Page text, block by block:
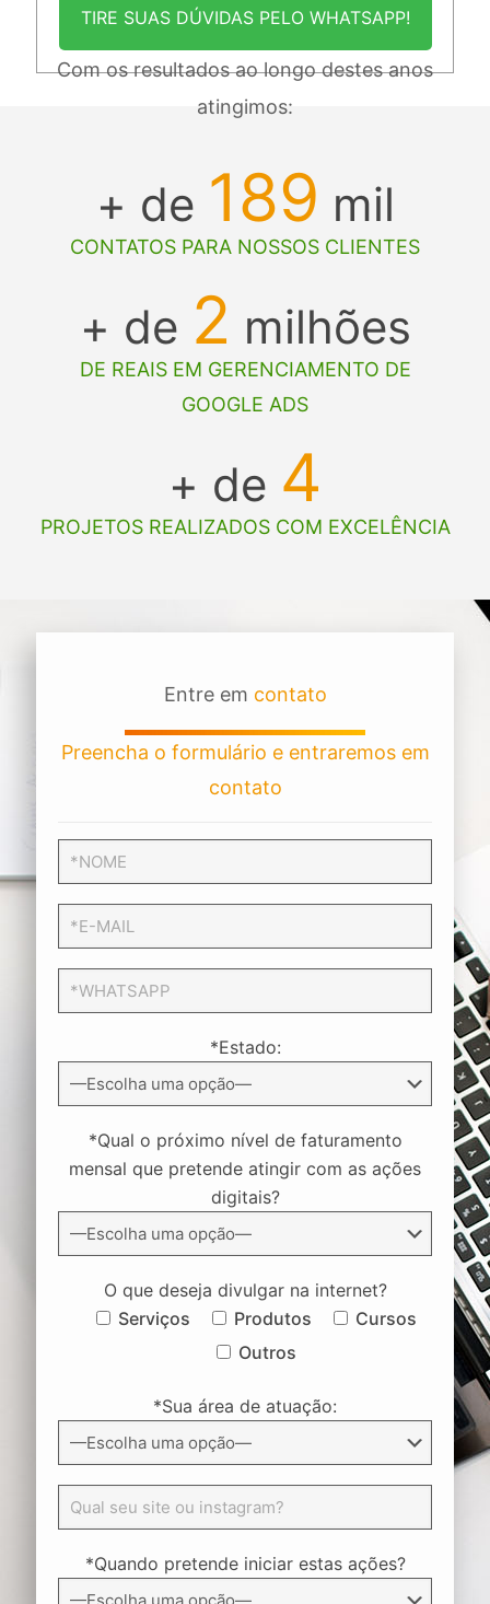
TIRE SUAS DÚVIDAS PELO WHATSAPP!
Com os resultados ao longo destes anos
atingimos:
+ de 189 mil
CONTATOS PARA NOSSOS CLIENTES
+ de 2 milhões
DE REAIS EM GERENCIAMENTO DE
GOOGLE ADS
+ de 4
PROJETOS REALIZADOS COM EXCELÊNCIA
Entre em contato
Preencha o formulário e entraremos em
contato
*Estado:
*Qual o próximo nível de faturamento
mensal que pretende atingir com as ações
digitais?
O que deseja divulgar na internet?
Serviços
Produtos
Cursos
Outros
*Sua área de atuação:
*Quando pretende iniciar estas ações?